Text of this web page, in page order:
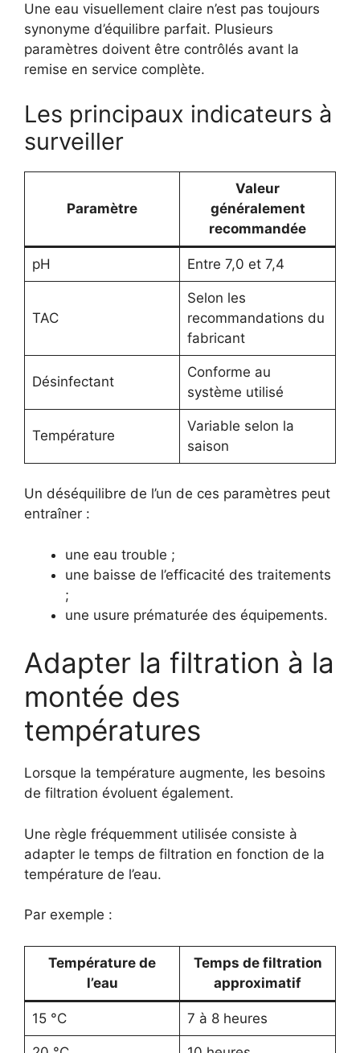
Une eau visuellement claire n’est pas toujours
synonyme d’équilibre parfait. Plusieurs
paramètres doivent être contrôlés avant la
remise en service complète.
Les principaux indicateurs à
surveiller
Paramètre
Valeur
généralement
recommandée
pH Entre 7,0 et 7,4
TAC
Selon les
recommandations du
fabricant
Désinfectant
Conforme au
système utilisé
Température
Variable selon la
saison
Un déséquilibre de l’un de ces paramètres peut
entraîner :
une eau trouble ;
une baisse de l’efficacité des traitements
;
une usure prématurée des équipements.
Adapter la filtration à la
montée des
températures
Lorsque la température augmente, les besoins
de filtration évoluent également.
Une règle fréquemment utilisée consiste à
adapter le temps de filtration en fonction de la
température de l’eau.
Par exemple :
Température de
l’eau
Temps de filtration
approximatif
15 °C 7 à 8 heures